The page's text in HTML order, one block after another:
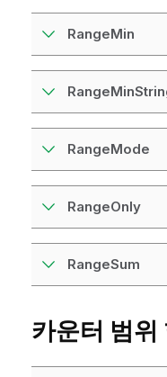
RangeMin
RangeMode
RangeOnly
RangeSum
카운터 범위